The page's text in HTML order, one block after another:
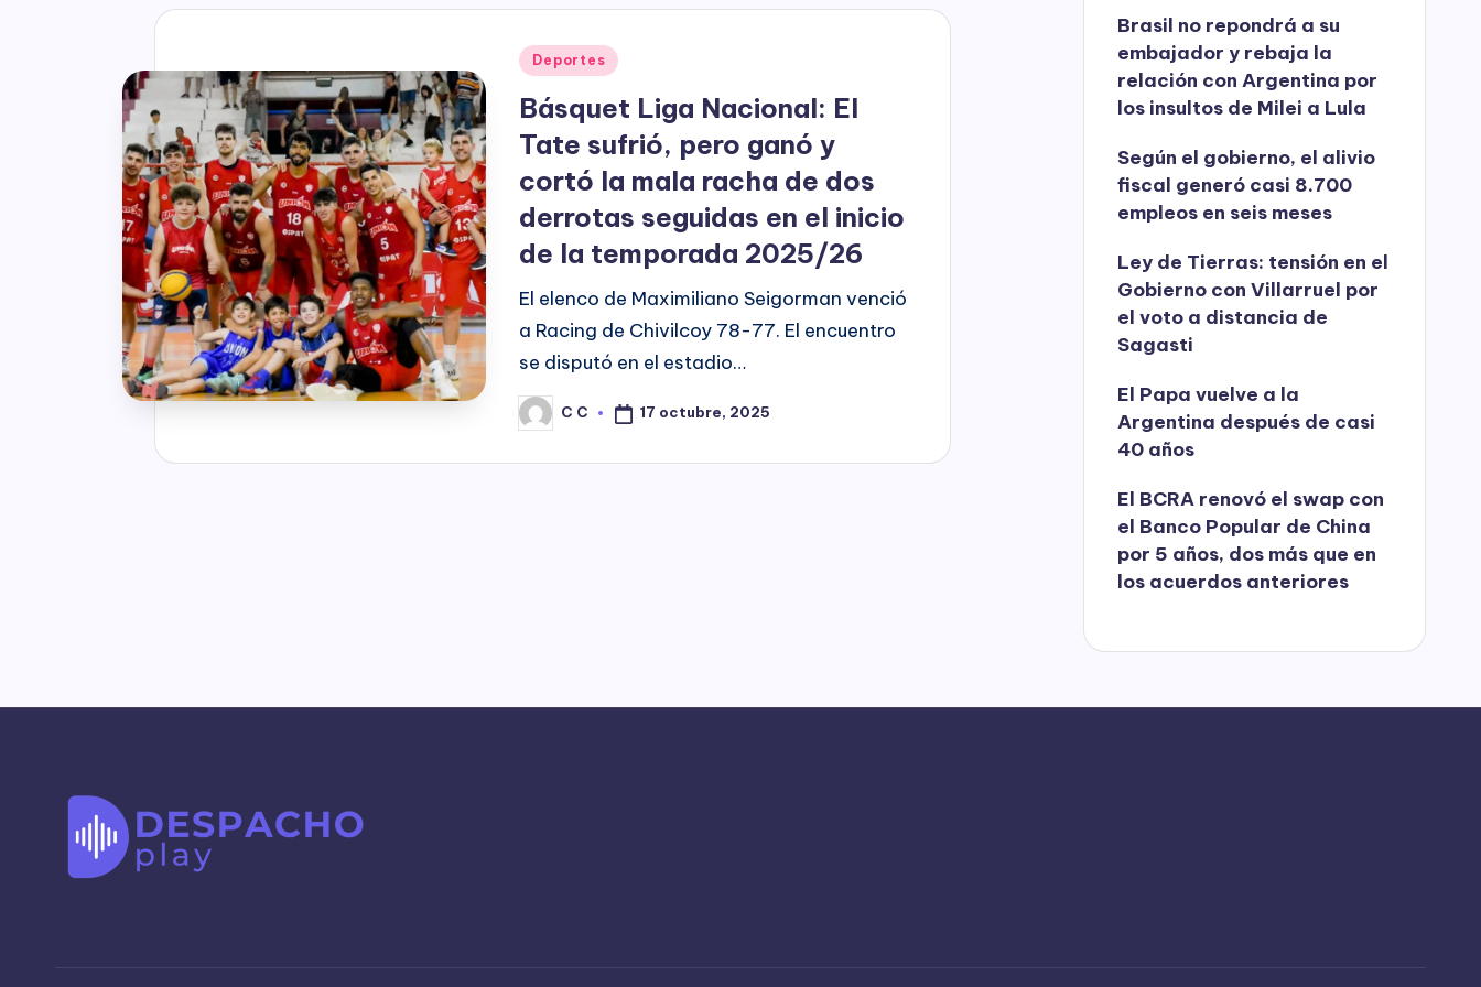
o
P
l
a
y
Posted
Deportes
Básquet Liga Nacional: El
Tate sufrió, pero ganó y
cortó la mala racha de dos
derrotas seguidas en el inicio
de la temporada 2025/26
El elenco de Maximiliano Seigorman venció
a Racing de Chivilcoy 78-77. El encuentro
se disputó en el estadio…
Posted
by
C C 17 octubre, 2025
Brasil no repondrá a su
embajador y rebaja la
relación con Argentina por
los insultos de Milei a Lula
Según el gobierno, el alivio
fiscal generó casi 8.700
empleos en seis meses
Ley de Tierras: tensión en el
Gobierno con Villarruel por
el voto a distancia de
Sagasti
El Papa vuelve a la
Argentina después de casi
40 años
El BCRA renovó el swap con
el Banco Popular de China
por 5 años, dos más que en
los acuerdos anteriores